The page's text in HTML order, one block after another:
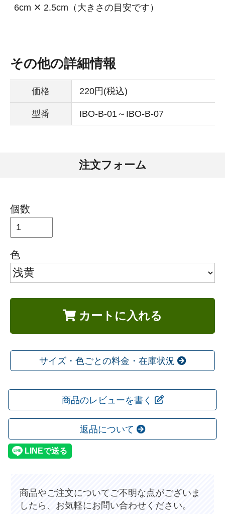
6cm ✕ 2.5cm（大きさの目安です）
その他の詳細情報
価格 220円(税込)
型番 IBO-B-01～IBO-B-07
注文フォーム
個数
色
カートに入れる
サイズ・色ごとの料金・在庫状況
商品のレビューを書く
返品について
商品やご注文についてご不明な点がございま
したら、お気軽にお問い合わせください。